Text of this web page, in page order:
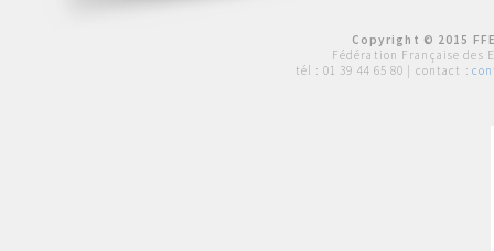
Copyright © 2015
Fédération Française des
tél : 01 39 44 65 80 | contact :